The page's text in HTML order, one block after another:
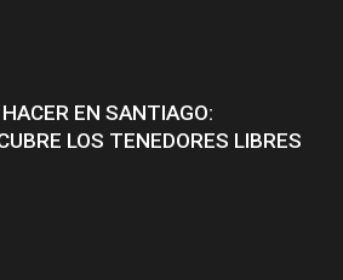
HACER EN SANTIAGO:
LOS TENEDORES LIBRES